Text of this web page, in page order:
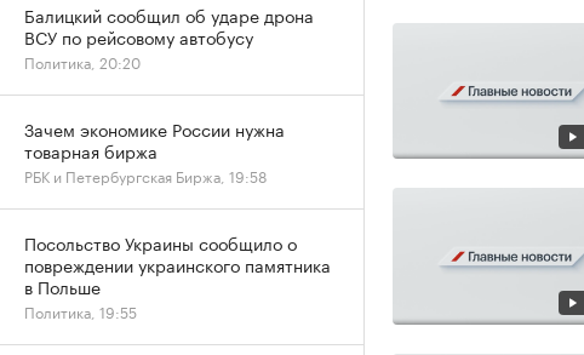
Балицкий сообщил об ударе дрона
ВСУ по рейсовому автобусу
Политика, 20:20
Зачем экономике России нужна
товарная биржа
РБК и Петербургская Биржа, 19:58
Посольство Украины сообщило о
повреждении украинского памятника
в Польше
Политика, 19:55